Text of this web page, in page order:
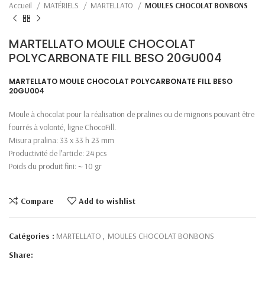
Accueil MATÉRIELS MARTELLATO MOULES CHOCOLAT BONBONS
MARTELLATO MOULE CHOCOLAT
POLYCARBONATE FILL BESO 20GU004
MARTELLATO MOULE CHOCOLAT POLYCARBONATE FILL BESO
20GU004
Moule à chocolat pour la réalisation de pralines ou de mignons pouvant être
fourrés à volonté, ligne ChocoFill.
Misura pralina: 33 x 33 h 23 mm
Productivité de l’article: 24 pcs
Poids du produit fini: ~ 10 gr
Compare Add to wishlist
Catégories : MARTELLATO , MOULES CHOCOLAT BONBONS
Share: